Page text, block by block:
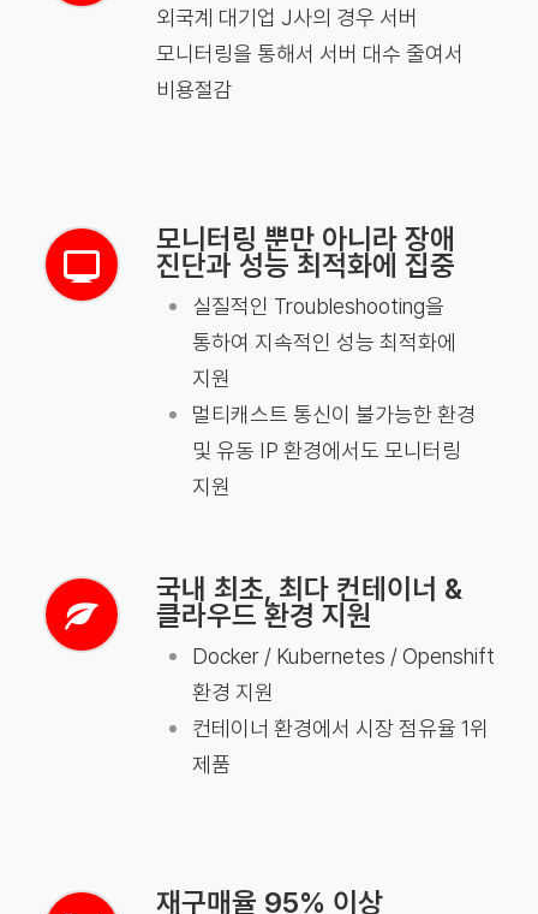
외국계 대기업 J사의 경우 서버
모니터링을 통해서 서버 대수 줄여서
비용절감
모니터링 뿐만 아니라 장애
진단과 성능 최적화에 집중
실질적인 Troubleshooting을
통하여 지속적인 성능 최적화에
지원
멀티캐스트 통신이 불가능한 환경
및 유동 IP 환경에서도 모니터링
지원
국내 최초, 최다 컨테이너 &
클라우드 환경 지원
Docker / Kubernetes / Openshift
환경 지원
컨테이너 환경에서 시장 점유율 1위
제품
재구매율 95% 이상